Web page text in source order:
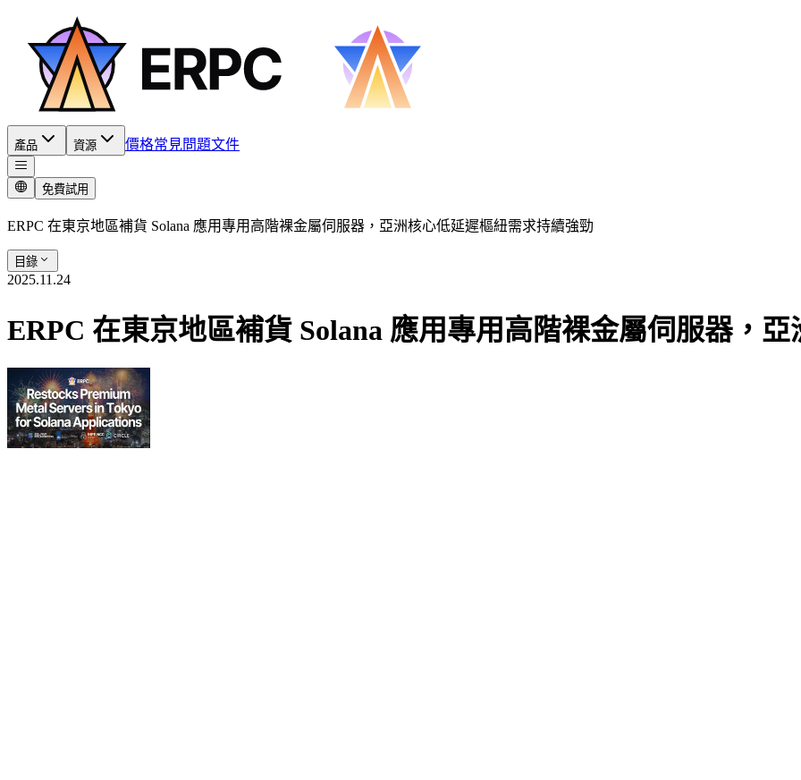
產品 資源 價格常見問題文件
免費試用
ERPC 在東京地區補貨 Solana 應用專用高階裸金屬伺服器，亞洲核心低延遲樞紐需求持續強勁
目錄
2025.11.24
ERPC 在東京地區補貨 Solana 應用專用高階裸金屬伺服器，